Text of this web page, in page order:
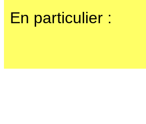
En particulier :